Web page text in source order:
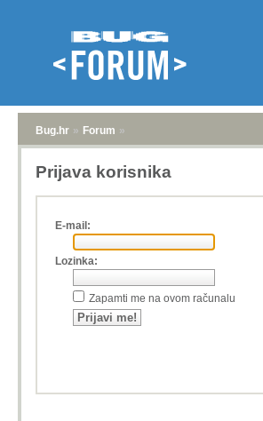
Bug.hr » Forum »
Prijava korisnika
E-mail:
Lozinka:
Zapamti me na ovom računalu